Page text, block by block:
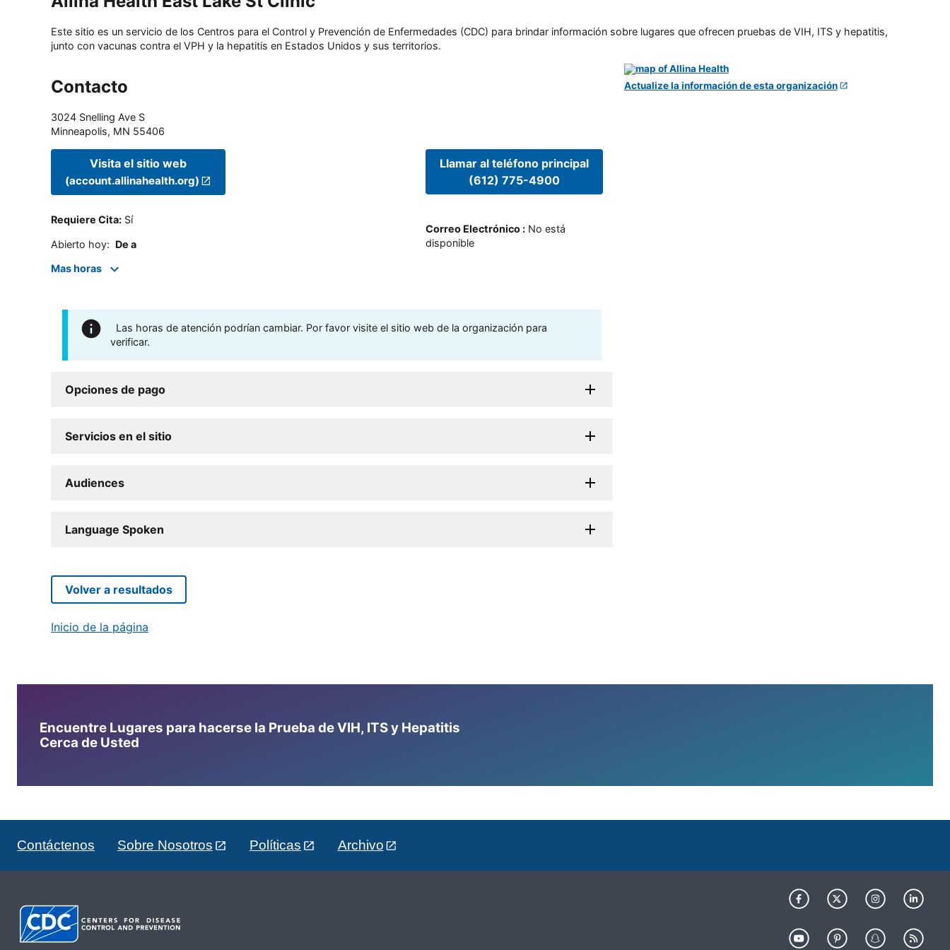
Este sitio es un servicio de los Centros para el Control y Prevención de Enfermedades (CDC) para brindar información sobre lugares que ofrecen pruebas de VIH, ITS y hepatitis,
junto con vacunas contra el VPH y la hepatitis en Estados Unidos y sus territorios.
Contacto
3024 Snelling Ave S
Minneapolis, MN 55406
Visita el sitio web
(account.allinahealth.org)
Requiere Cita: Sí
Abierto hoy: De a
Mas horas
Llamar al teléfono principal
(612) 775-4900
Correo Electrónico: No está
disponible
Las horas de atención podrían cambiar. Por favor visite el sitio web de la organización para
verificar.
Opciones de pago
Servicios en el sitio
Audiences
Language Spoken
Actualize la información de esta organización
Volver a resultados
Inicio de la página
Encuentre Lugares para hacerse la Prueba de VIH, ITS y Hepatitis
Cerca de Usted
Contáctenos Sobre Nosotros Políticas Archivo